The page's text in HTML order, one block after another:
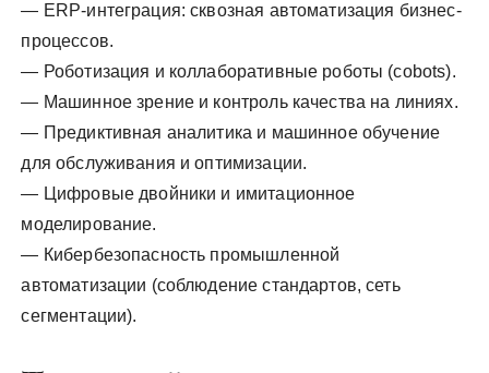
— ERP-интеграция: сквозная автоматизация бизнес-
процессов.
— Роботизация и коллаборативные роботы (cobots).
— Машинное зрение и контроль качества на линиях.
— Предиктивная аналитика и машинное обучение
для обслуживания и оптимизации.
— Цифровые двойники и имитационное
моделирование.
— Кибербезопасность промышленной
автоматизации (соблюдение стандартов, сеть
сегментации).